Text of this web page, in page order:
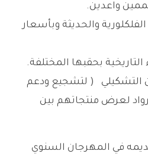
واعدين.
والحديثة وبأسعار
بحقبها المختلفة.
التشكيلي ( لتشجيع ودعم
لعرض منتجاتهم بين
في المهرجان السنوي